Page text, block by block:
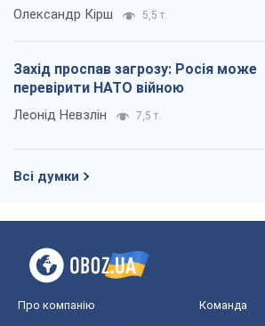
Олександр Кірш 5,5 т.
Захід проспав загрозу: Росія може
перевірити НАТО війною
Леонід Невзлін 7,5 т.
Всі думки
Про компанію Команда